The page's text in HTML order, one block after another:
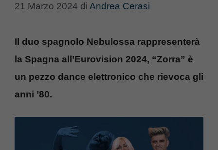
21 Marzo 2024 di Andrea Cerasi
Il duo spagnolo Nebulossa rappresenterà
la Spagna all’Eurovision 2024, “Zorra” è
un pezzo dance elettronico che rievoca gli
anni ’80.